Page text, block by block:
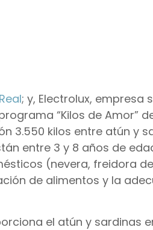
Real; y, Electrolux, empresa
“Kilos de Amor”
3.550 kilos entre atún y
entre 3 y 8 años de
(nevera, freidora
de alimentos y la
el atún y sardinas